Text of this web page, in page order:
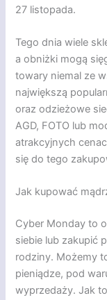
27 listopada.
Tego dnia wiele
a obniżki mogą
towary niemal ze
największą
oraz odzieżowe
AGD, FOTO lub
atrakcyjnych
się do tego
Jak kupować
Cyber Monday to
siebie lub zakupić
rodziny. Możemy
pieniądze, pod
wyprzedaży. Jak